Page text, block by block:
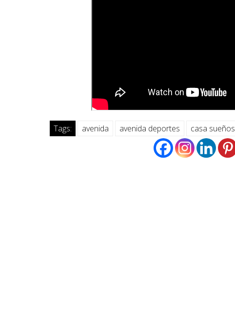
Tags: avenida avenida deportes casa sueños